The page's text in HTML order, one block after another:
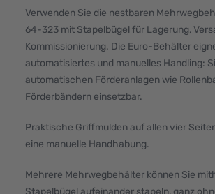
Verwenden Sie die nestbaren
64-323 mit Stapelbügel für Lagerung,
Kommissionierung. Die Euro-Behälter
automatisiertes und manuelles Handling:
automatischen Förderanlagen wie
Förderbändern einsetzbar.
Praktische Griffmulden auf allen vier
eine manuelle Handhabung.
Mehrere Mehrwegbehälter können Sie
Stapelbügel aufeinander stapeln, ganz